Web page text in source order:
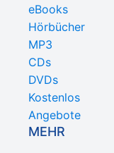
eBooks
Hörbücher
MP3
CDs
DVDs
Kostenlos
Angebote
MEHR